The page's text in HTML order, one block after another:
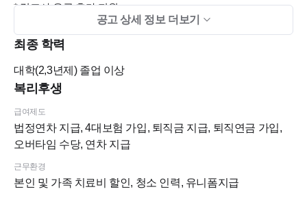
* 경조사 유급 휴가 지원
* 본인/가족/지인 치료비 할인
* 청소 이모님계심
* 수습기간 급여 100%지급
* 개인 락커 제공
8. 지원방법
* 제출서류
공고 상세 정보 더보기
최종 학력
대학(2,3년제)졸업 이상
복리후생
급여제도
법정연차 지급, 4대보험 가입, 퇴직금 지급, 퇴직연금 가입,
오버타임 수당, 연차 지급
근무환경
본인 및 가족 치료비 할인, 청소 인력, 유니폼지급